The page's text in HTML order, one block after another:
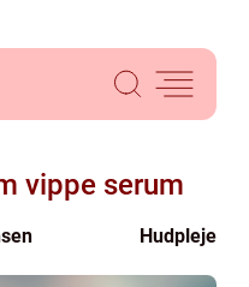
vippe serum
Hudpleje